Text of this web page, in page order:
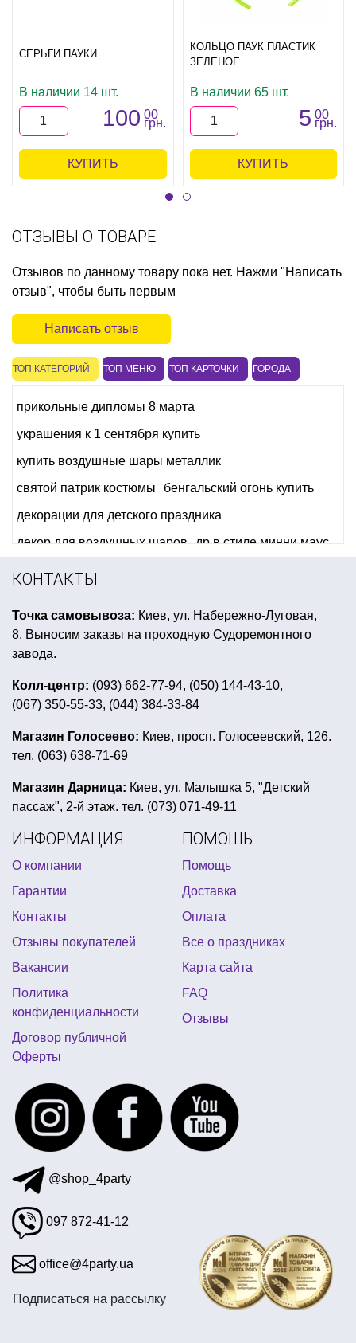
СЕРЬГИ ПАУКИ
В наличии 14 шт.
100 00
грн.
КУПИТЬ
КОЛЬЦО ПАУК ПЛАСТИК
ЗЕЛЕНОЕ
В наличии 65 шт.
5 00
грн.
КУПИТЬ
ОТЗЫВЫ О ТОВАРЕ
Отзывов по данному товару пока нет. Нажми "Написать
отзыв", чтобы быть первым
Написать отзыв
ТОП КАТЕГОРИЙ ТОП МЕНЮ ТОП КАРТОЧКИ ГОРОДА
прикольные дипломы 8 марта
украшения к 1 сентября купить
купить воздушные шары металлик
святой патрик костюмы
бенгальский огонь купить
декорации для детского праздника
декор для воздушных шаров др в стиле минни маус
цифры из фольгированных шаров
день рождения в стиле кукол лол
трендовые воздушные шары
вечеринка в стиле психушки день рождения тролли
тематические фотозоны
купить всё для сервировки стола
аксессуары для клоуна
сувениры на 14 октября
оформление ярмарки в школе
пиратский костюм купить киев
метафан
день рождения в стиле марвел
вечеринка в стиле ангелы и демоны
день рождения в стиле бравл старс
универсальные воздушные шары
вечеринка в стиле кубы
украшение в стиле гарри поттера
воздушный шар сердце
романтические воздушные шары
аксессуары в стиле диско
всё для пивной вечеринки
КОНТАКТЫ
Точка самовывоза: Киев, ул. Набережно-Луговая,
8. Выносим заказы на проходную Судоремонтного
завода.
Колл-центр: (093) 662-77-94, (050) 144-43-10,
(067) 350-55-33, (044) 384-33-84
Магазин Голосеево: Киев, просп. Голосеевский, 126.
тел. (063) 638-71-69
Магазин Дарница: Киев, ул. Малышка 5, "Детский
пассаж", 2-й этаж. тел. (073) 071-49-11
ИНФОРМАЦИЯ
О компании
Гарантии
Контакты
Отзывы покупателей
Вакансии
Политика
конфиденциальности
Договор публичной
Оферты
ПОМОЩЬ
Помощь
Доставка
Оплата
Все о праздниках
Карта сайта
FAQ
Отзывы
@shop_4party
097 872-41-12
office@4party.ua
Подписаться на рассылку